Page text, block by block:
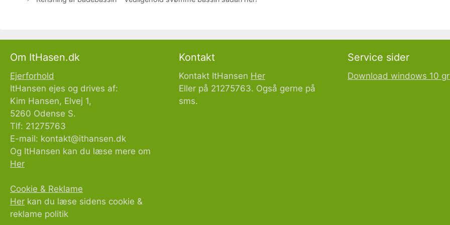
Om ItHasen.dk
Ejerforhold
ItHansen ejes og drives af:
Kim Hansen, Elvej 1,
5260 Odense S.
Tlf: 21275763
E-mail: kontakt@ithansen.dk
Og ItHansen kan du læse mere om
Her
Cookie & Reklame
Her kan du læse sidens cookie &
reklame politik
Kontakt
Kontakt ItHansen Her
Eller på 21275763. Også gerne på
sms.
Service sider
Download windows 10